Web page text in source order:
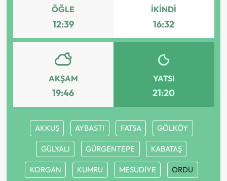
ÖĞLE
12:39
İKINDI
16:32
AKŞAM
19:46
YATSI
21:20
AKKUŞ AYBASTI FATSA GÖLKÖY
GÜLYALI GÜRGENTEPE KABATAŞ
KORGAN KUMRU MESUDİYE ORDU